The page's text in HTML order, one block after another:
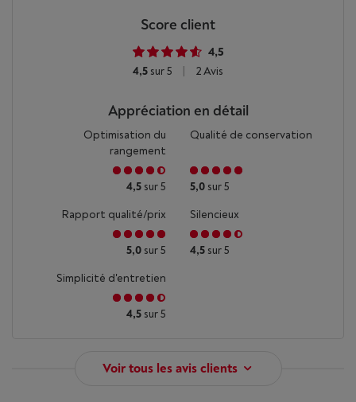
Score client
4,5
4,5 sur 5 2 Avis
Appréciation en détail
Optimisation du
rangement
4,5 sur 5
Qualité de conservation
5,0 sur 5
Rapport qualité/prix
5,0 sur 5
Silencieux
4,5 sur 5
Simplicité d'entretien
4,5 sur 5
Voir tous les avis clients